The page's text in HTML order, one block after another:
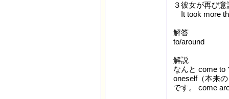
３彼女が再び
It took more
解答
to/around
解説
なんと come to
oneself（本来
です。 come